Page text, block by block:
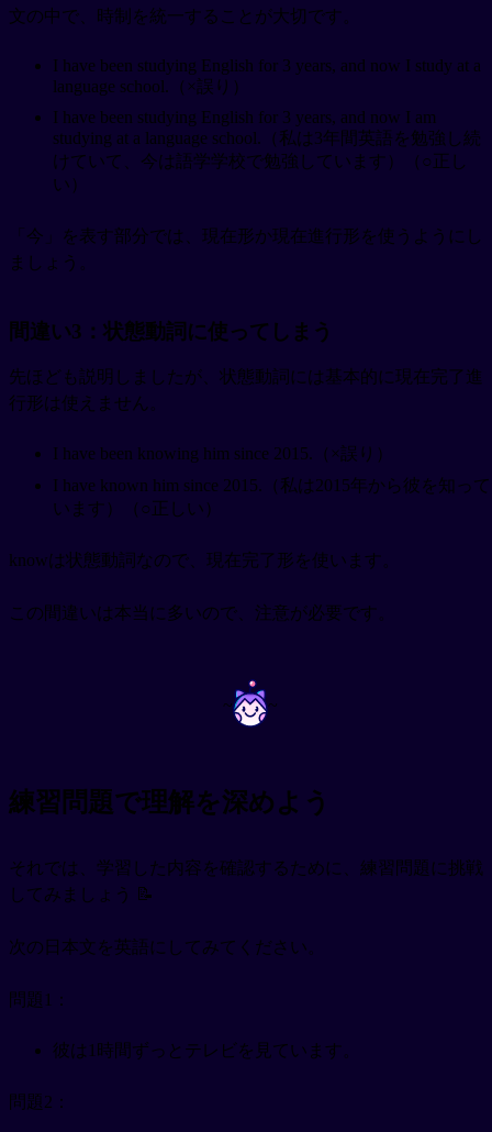
文の中で、時制を統一することが大切です。
I have been studying English for 3 years, and now I study at a
language school.（×誤り）
I have been studying English for 3 years, and now I am
studying at a language school.（私は3年間英語を勉強し続
けていて、今は語学学校で勉強しています）（○正し
い）
「今」を表す部分では、現在形か現在進行形を使うようにし
ましょう。
間違い3：状態動詞に使ってしまう
先ほども説明しましたが、状態動詞には基本的に現在完了進
行形は使えません。
I have been knowing him since 2015.（×誤り）
I have known him since 2015.（私は2015年から彼を知って
います）（○正しい）
knowは状態動詞なので、現在完了形を使います。
この間違いは本当に多いので、注意が必要です。
~ ~
練習問題で理解を深めよう
それでは、学習した内容を確認するために、練習問題に挑戦
してみましょう 📝
次の日本文を英語にしてみてください。
問題1：
彼は1時間ずっとテレビを見ています。
問題2：